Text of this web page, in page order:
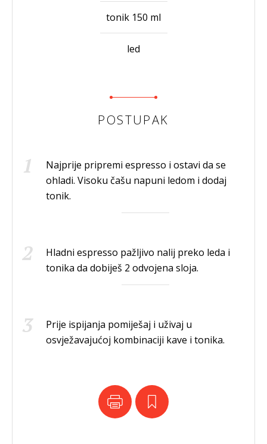
tonik 150 ml
led
POSTUPAK
Najprije pripremi espresso i ostavi da se
ohladi. Visoku čašu napuni ledom i dodaj
tonik.
Hladni espresso pažljivo nalij preko leda i
tonika da dobiješ 2 odvojena sloja.
Prije ispijanja pomiješaj i uživaj u
osvježavajućoj kombinaciji kave i tonika.